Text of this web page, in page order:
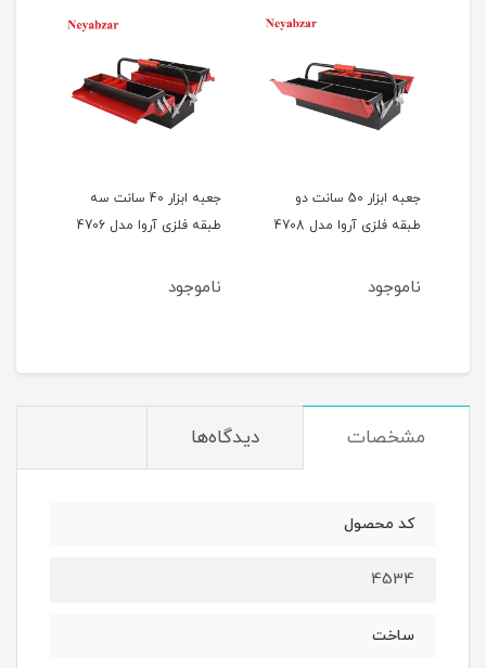
جعبه ابزار 50 سانت دو
طبقه فلزی آروا مدل 4708
ناموجود
جعبه ابزار 40 سانت سه
طبقه فلزی آروا مدل 4706
ناموجود
مشخصات دیدگاه‌ها
کد محصول
4534
ساخت